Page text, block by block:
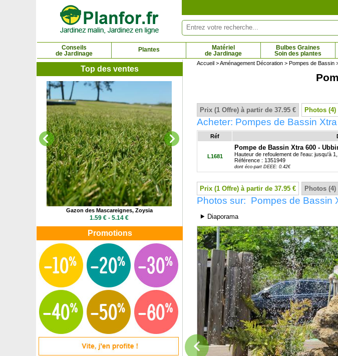
Conseils
de Jardinage
Plantes
Matériel
de Jardinage
Bulbes Graines
Soin des plantes
Top des ventes
Gazon des Mascareignes, Zoysia
1.59 € - 5.14 €
Gazon
Promotions
Accueil >Aménagement Décoration > Pompes de Bassin
Prix (1 Offre) à partir de 37.95 € Photos (4)
Acheter: Pompes de Bassin
Réf
L1681
Pompe de Bassin Xtra 600 -
Hauteur de refoulement de l'eau: jusqu'à
Référence : 1351949
dont éco-part DEEE: 0.42€
Prix (1 Offre) à partir de 37.95 € Photos (4)
Photos sur: Pompes de Bassin
⯈ Diaporama
Panneau de gestion des cookies